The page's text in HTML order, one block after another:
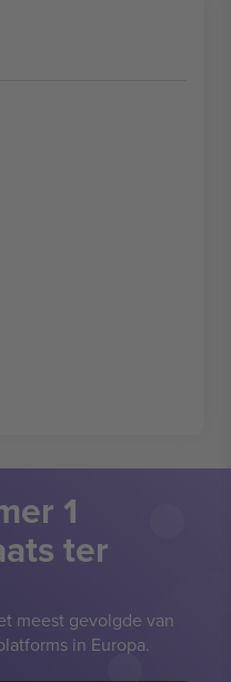
1
ter
meest gevolgde van
in Europa.